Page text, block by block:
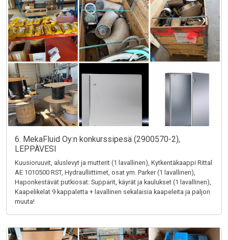
6. MekaFluid Oy:n konkurssipesä (2900570-2),
LEPPÄVESI
Kuusioruuvit, aluslevyt ja mutterit (1 lavallinen), Kytkentäkaappi Rittal
AE 1010500 RST, Hydraulliittimet, osat ym. Parker (1 lavallinen),
Haponkestävät putkiosat: Supparit, käyrät ja kaulukset (1 lavallinen),
Kaapelikelat 9 kappaletta + lavallinen sekalaisia kaapeleita ja paljon
muuta!